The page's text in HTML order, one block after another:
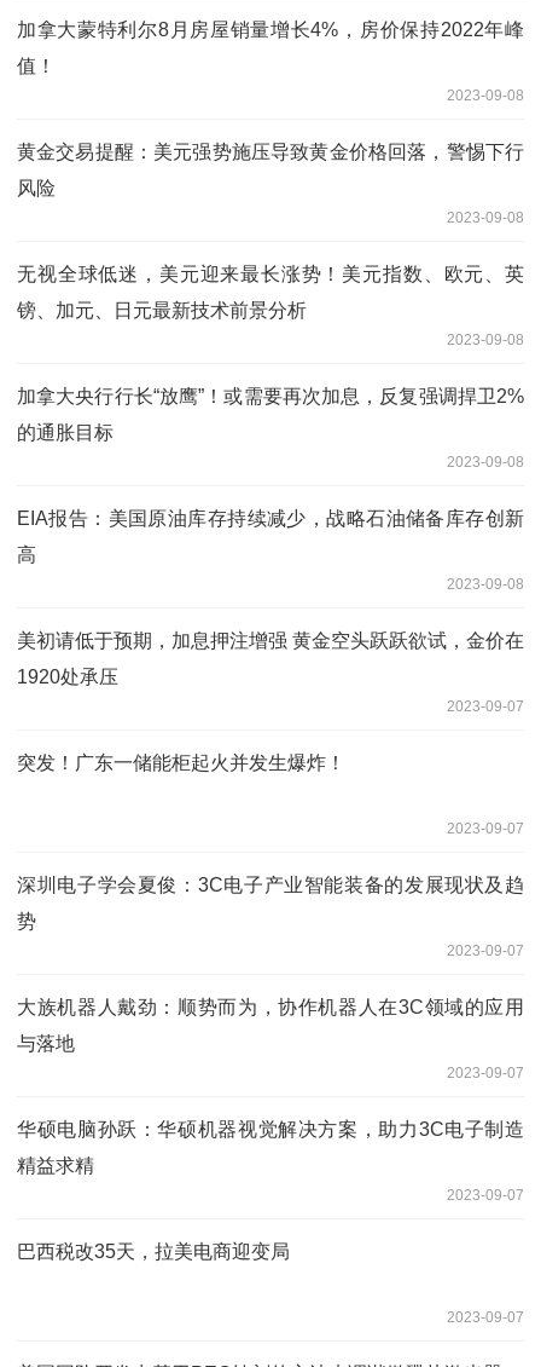
加拿大蒙特利尔8月房屋销量增长4%，房价保持2022年峰
值！
2023-09-08
黄金交易提醒：美元强势施压导致黄金价格回落，警惕下行
风险
2023-09-08
无视全球低迷，美元迎来最长涨势！美元指数、欧元、英
镑、加元、日元最新技术前景分析
2023-09-08
加拿大央行行长“放鹰”！或需要再次加息，反复强调捍卫2%
的通胀目标
2023-09-08
EIA报告：美国原油库存持续减少，战略石油储备库存创新
高
2023-09-08
美初请低于预期，加息押注增强 黄金空头跃跃欲试，金价在
1920处承压
2023-09-07
突发！广东一储能柜起火并发生爆炸！
2023-09-07
深圳电子学会夏俊：3C电子产业智能装备的发展现状及趋
势
2023-09-07
大族机器人戴劲：顺势而为，协作机器人在3C领域的应用
与落地
2023-09-07
华硕电脑孙跃：华硕机器视觉解决方案，助力3C电子制造
精益求精
2023-09-07
巴西税改35天，拉美电商迎变局
2023-09-07